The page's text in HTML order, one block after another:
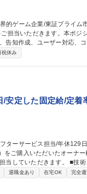
担当いただきます。本ポジ
告知作成、ユーザー対応、
祝休み
/安定した固定給/定着
ます。 ■技術を活かした「住
た最適なメンテナンス計画を
器の正しい使い方説明/建具
ポート：顧客データ/生成AI
退職金あり 在宅OK
完全